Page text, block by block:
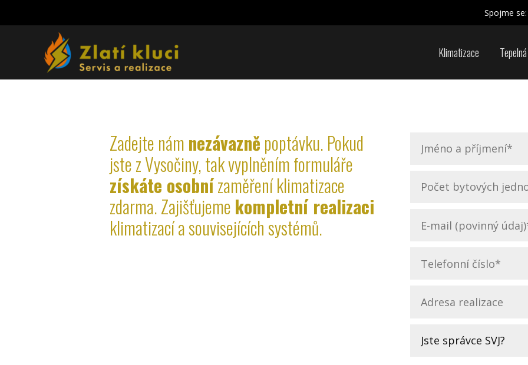
Spojme se:
Klimatizace
Zadejte nám nezávazně poptávku. Pokud
jste z Vysočiny, tak vyplněním formuláře
získáte osobnízaměření klimatizace
zdarma. Zajišťujeme kompletní realizaci
klimatizací a souvisejících systémů.